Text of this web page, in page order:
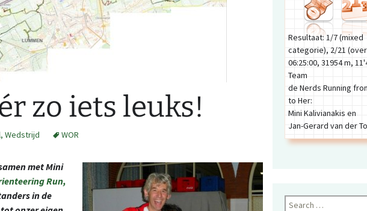
a Catching
map file
Orienteering
kaarten op
autOanalysis
RSS: wedstrijdkalender
België
kinder-O, België
RouteGadget
Kleding en andere
materialen
World of O
Scientific Journal of
Orienteering
zomaar een filmpje
zo iets leuks!
, Wedstrijd WOR
met Mini
Run,
in de
Resultaat: 1/7 (mixed
categorie), 2/21
06:25:00, 31954 m,
Team
de Nerds Running
to Her:
Mini Kalivianakis en
Jan-Gerard van der
Search